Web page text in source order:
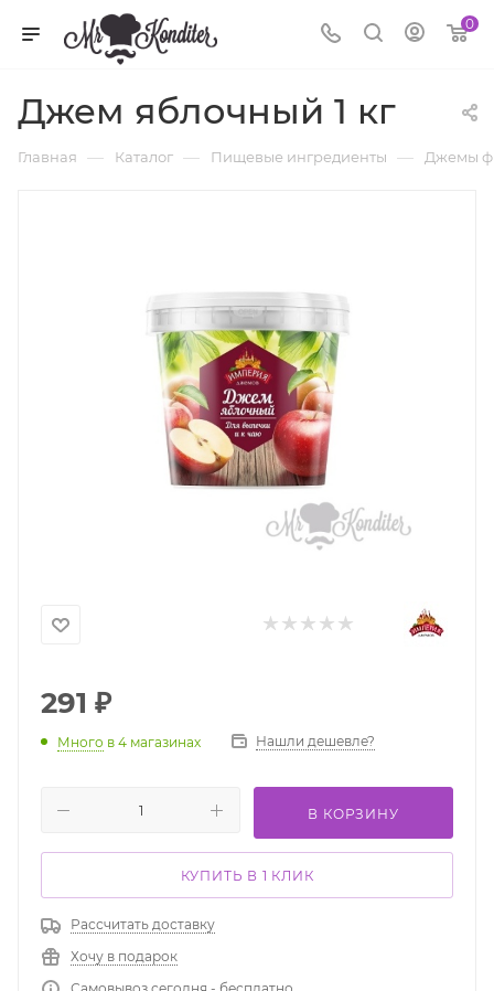
0
Джем яблочный 1 кг
Главная — Каталог — Пищевые ингредиенты — Джемы
291 ₽
Много в 4 магазинах Нашли дешевле?
В КОРЗИНУ
КУПИТЬ В 1 КЛИК
Рассчитать доставку
Хочу в подарок